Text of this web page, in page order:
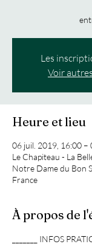
Les
Voir
Heure et lieu
06 juil. 2019, 16:00 –
Le Chapiteau - La
Notre Dame du Bon
France
À propos de
_______ INFOS